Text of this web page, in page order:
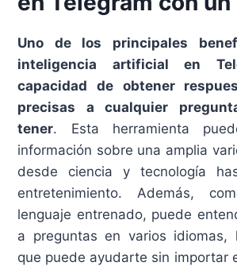
Uno de los principales
inteligencia artificial en
capacidad de obtener
precisas a cualquier
tener. Esta herramienta
información sobre una amplia
desde ciencia y tecnología
entretenimiento. Además,
lenguaje entrenado, puede
a preguntas en varios idiomas,
que puede ayudarte sin importar